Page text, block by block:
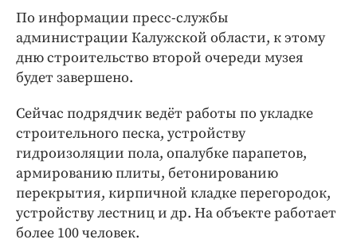
ПРОЕКТЫ
Блоги
Издания
Медиаперсона
Интересное чтиво
Клиника года
Бренд года
Работодатель года
По информации пресс-службы
администрации Калужской области, к этому
дню строительство второй очереди музея
будет завершено.
Сейчас подрядчик ведёт работы по укладке
строительного песка, устройству
гидроизоляции пола, опалубке парапетов,
армированию плиты, бетонированию
перекрытия, кирпичной кладке перегородок,
устройству лестниц и др. На объекте работает
более 100 человек.